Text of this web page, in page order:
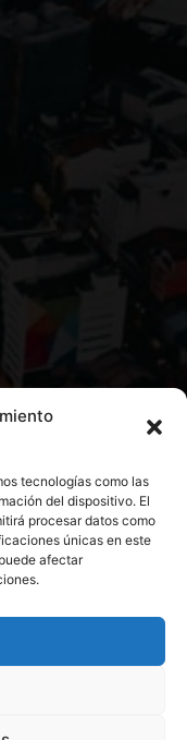
tecnologías como las
del dispositivo. El
procesar datos como
únicas en este
afectar